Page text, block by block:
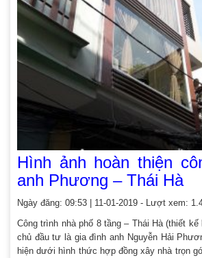
Hình ảnh hoàn thiện
anh Phương – Thái Hà
Ngày đăng: 09:53 | 11-01-2019 - Lượt xem:
Công trình nhà phố 8 tầng – Thái Hà (thiết kế
chủ đầu tư là gia đình anh Nguyễn Hải
hiện dưới hình thức hợp đồng xây nhà trọn